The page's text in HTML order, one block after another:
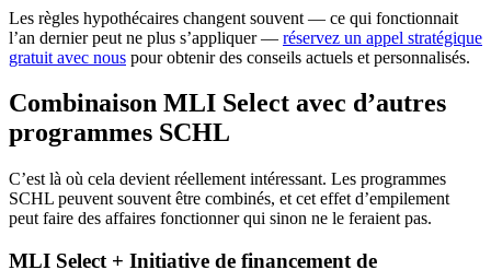
Les règles hypothécaires changent souvent — ce qui fonctionnait
l’an dernier peut ne plus s’appliquer — réservez un appel stratégique
gratuit avec nous pour obtenir des conseils actuels et personnalisés.
Combinaison MLI Select avec d’autres
programmes SCHL
C’est là où cela devient réellement intéressant. Les programmes
SCHL peuvent souvent être combinés, et cet effet d’empilement
peut faire des affaires fonctionner qui sinon ne le feraient pas.
MLI Select + Initiative de financement de